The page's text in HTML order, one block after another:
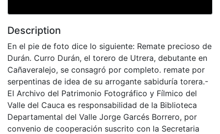
Description
En el pie de foto dice lo siguiente: Remate precioso de
Durán. Curro Durán, el torero de Utrera, debutante en
Cañaveralejo, se consagró por completo. remate por
serpentinas de idea de su arrogante sabiduría torera.-
El Archivo del Patrimonio Fotográfico y Fílmico del
Valle del Cauca es responsabilidad de la Biblioteca
Departamental del Valle Jorge Garcés Borrero, por
convenio de cooperación suscrito con la Secretaria